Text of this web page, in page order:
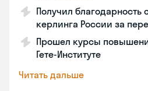
Получил благодарность
керлинга России за
Прошел курсы
Гете-Институте
Читать дальше